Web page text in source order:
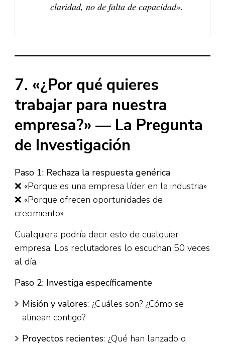
claridad, no de falta de capacidad».​
7. «¿Por qué quieres
trabajar para nuestra
empresa?» — La Pregunta
de Investigación
Paso 1: Rechaza la respuesta genérica
❌ «Porque es una empresa líder en la industria»
❌ «Porque ofrecen oportunidades de
crecimiento»
Cualquiera podría decir esto de cualquier
empresa. Los reclutadores lo escuchan 50 veces
al día.​
Paso 2: Investiga específicamente
Misión y valores: ¿Cuáles son? ¿Cómo se
alinean contigo?​
Proyectos recientes: ¿Qué han lanzado o